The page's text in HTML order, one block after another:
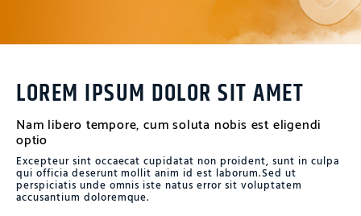
LOREM IPSUM DOLOR SIT AMET
Nam libero tempore, cum soluta nobis est eligendi
optio
Excepteur sint occaecat cupidatat non proident, sunt in culpa
qui officia deserunt mollit anim id est laborum.Sed ut
perspiciatis unde omnis iste natus error sit voluptatem
accusantium doloremque.